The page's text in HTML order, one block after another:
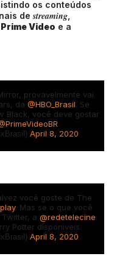
os conteúdos
de streaming
Video e a
provavelmente vai
da@HBO_Brasil . Se
Black, você deve gostar
April 8, 2020
você goste de The
. Mas se o que você
a @redetelecine
Potter disponíveis.
April 8, 2020